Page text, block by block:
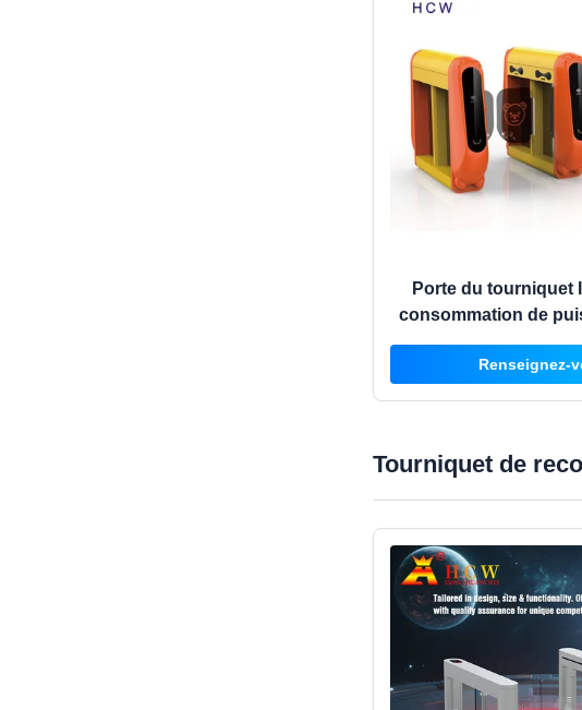
Porte du tourniquet
consommation de
de lecteur de cartes
d'accès
Renseignez-
Tourniquet de